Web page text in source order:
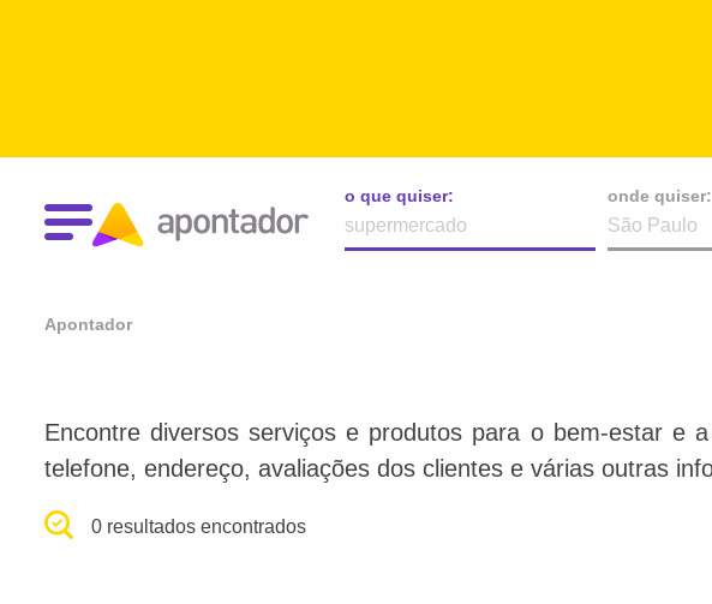
o que quiser:
onde quiser:
Apontador
Encontre diversos serviços e produtos para o bem-estar e
telefone, endereço, avaliações dos clientes e várias outras
0 resultados encontrados